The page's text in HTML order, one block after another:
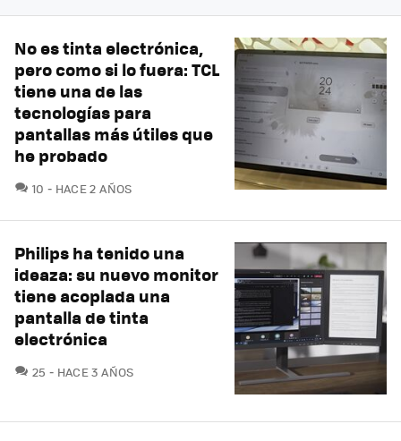
No es tinta electrónica,
pero como si lo fuera: TCL
tiene una de las
tecnologías para
pantallas más útiles que
he probado
10 COMENTARIOS
HACE 2 AÑOS
Philips ha tenido una
ideaza: su nuevo monitor
tiene acoplada una
pantalla de tinta
electrónica
25 COMENTARIOS
HACE 3 AÑOS